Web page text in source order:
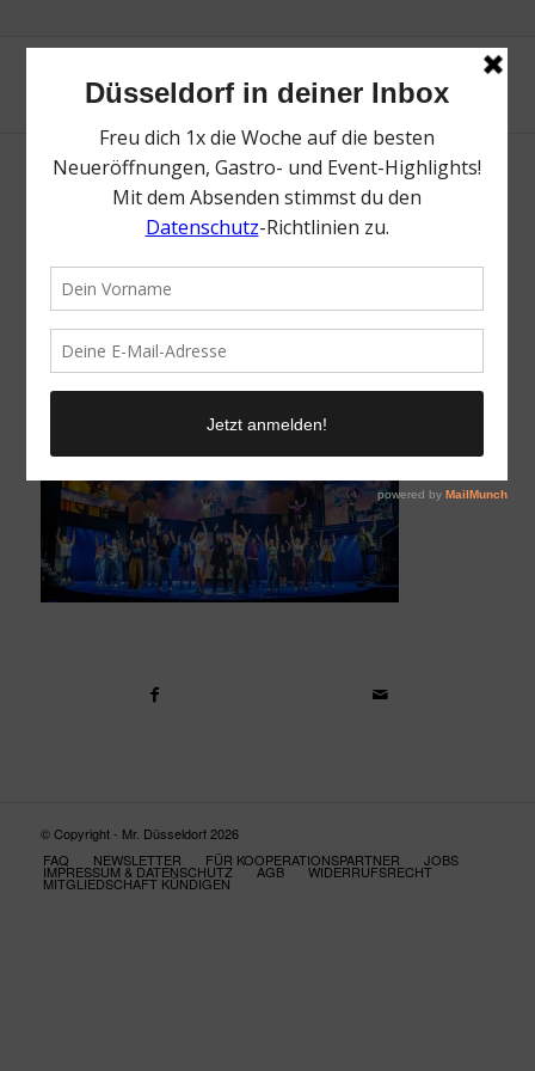
Musical Abenteuerland | Mr. Düsseldorf |
© Copyright - Mr. Düsseldorf 2026
FAQ
NEWSLETTER FÜR KOOPERATIONSPARTNER JOBS
IMPRESSUM & DATENSCHUTZ AGB WIDERRUFSRECHT
MITGLIEDSCHAFT KÜNDIGEN